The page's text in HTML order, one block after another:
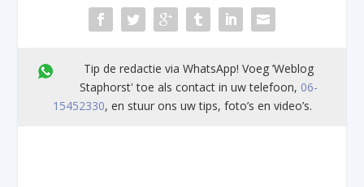
Tip de redactie via WhatsApp! Voeg ’Weblog
Staphorst' toe als contact in uw telefoon, 06-
15452330, en stuur ons uw tips, foto’s en video’s.